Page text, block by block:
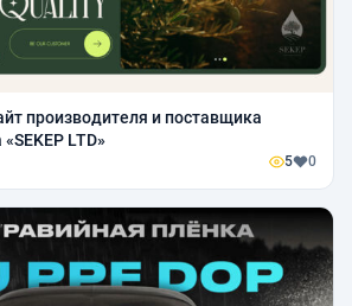
производителя и поставщика
LTD»
5 0